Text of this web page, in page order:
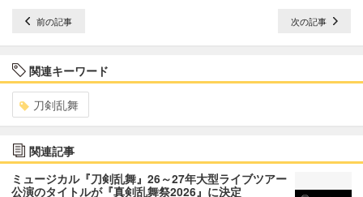
前の記事 次の記事
関連キーワード
刀剣乱舞
関連記事
ミュージカル『刀剣乱舞』26～27年大型ライブツアー
公演のタイトルが『真剣乱舞祭2026』に決定